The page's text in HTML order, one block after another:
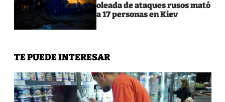
oleada de ataques rusos mató
a 17 personas en Kiev
TE PUEDE INTERESAR